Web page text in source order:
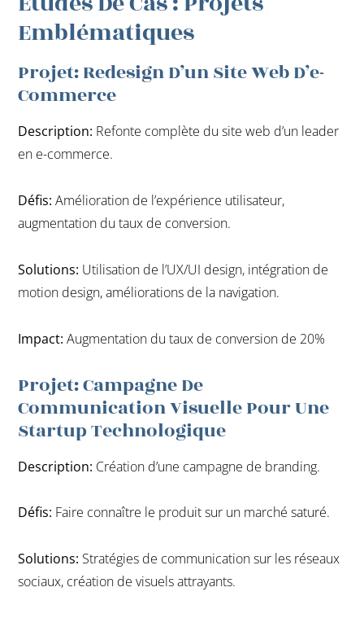
Emblématiques
Projet: Redesign D’un Site Web D’e-
Commerce
Description: Refonte complète du site web d’un leader
en e-commerce.
Défis: Amélioration de l’expérience utilisateur,
augmentation du taux de conversion.
Solutions: Utilisation de l’UX/UI design, intégration de
motion design, améliorations de la navigation.
Impact: Augmentation du taux de conversion de 20%
Projet: Campagne De
Communication Visuelle Pour Une
Startup Technologique
Description: Création d’une campagne de branding.
Défis: Faire connaître le produit sur un marché saturé.
Solutions: Stratégies de communication sur les réseaux
sociaux, création de visuels attrayants.